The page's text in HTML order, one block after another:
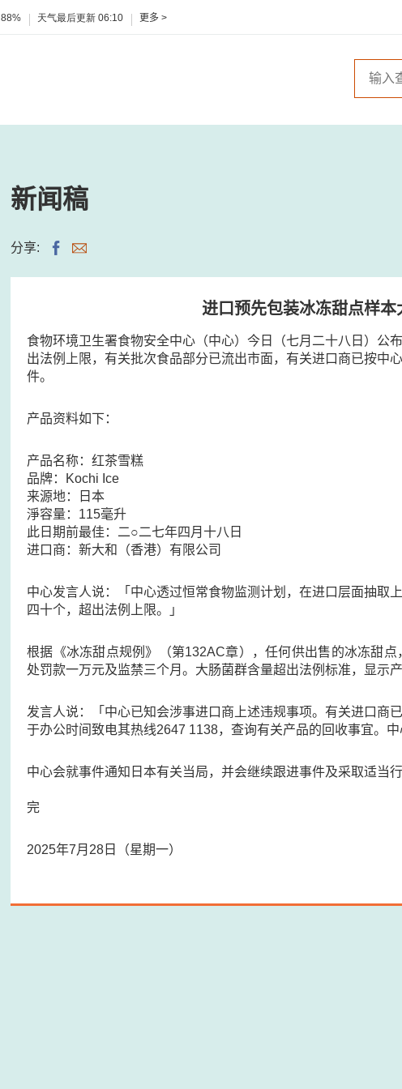
88% 天气最后更新 06:10 更多 >
新闻稿
分享:
进口预先包装冰冻甜点样
食物环境卫生署食物安全中心（中心）今日（七月二十八日）公
出法例上限，有关批次食品部分已流出市面，有关进口商已按中
件。
产品资料如下：
产品名称：红茶雪糕
品牌：Kochi Ice
来源地：日本
淨容量：115毫升
此日期前最佳：二○二七年四月十八日
进口商：新大和（香港）有限公司
中心发言人说：「中心透过恒常食物监测计划，在进口层面抽取
四十个，超出法例上限。」
根据《冰冻甜点规例》（第132AC章），任何供出售的冰冻甜
处罚款一万元及监禁三个月。大肠菌群含量超出法例标准，显示
发言人说：「中心已知会涉事进口商上述违规事项。有关进口商
于办公时间致电其热线2647 1138，查询有关产品的回收事宜。
中心会就事件通知日本有关当局，并会继续跟进事件及采取适当
完
2025年7月28日（星期一）